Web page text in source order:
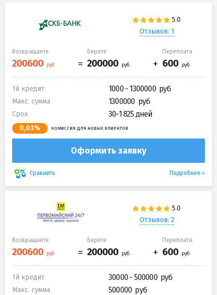
Отзывов: 1
Возвращаете Берете Переплата
1й кредит 1000 - 1300000
Макс. сумма 1300000
Срок 30-1 825 дней
0,03% комиссия для новых клиентов
Оформить заявку
Сравнить Подробнее
Отзывов: 2
Возвращаете Берете Переплата
1й кредит 30000 - 500000
Макс. сумма 500000